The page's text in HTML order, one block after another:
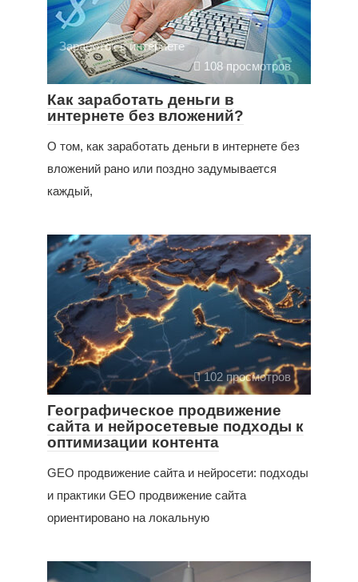
Заработок в интернете
108 просмотров
Как заработать деньги в
интернете без вложений?
О том, как заработать деньги в интернете без
вложений рано или поздно задумывается
каждый,
102 просмотров
Географическое продвижение
сайта и нейросетевые подходы к
оптимизации контента
GEO продвижение сайта и нейросети: подходы
и практики GEO продвижение сайта
ориентировано на локальную